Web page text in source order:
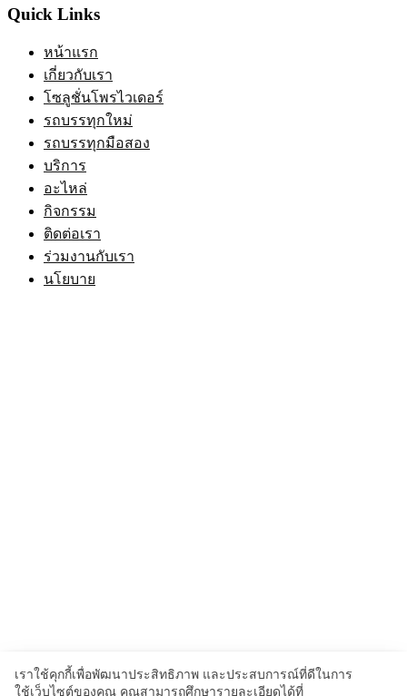
Quick Links
หน้าแรก
เกี่ยวกับเรา
โซลูชั่นโพรไวเดอร์
รถบรรทุกใหม่
รถบรรทุกมือสอง
บริการ
อะไหล่
กิจกรรม
ติดต่อเรา
ร่วมงานกับเรา
นโยบาย
เราใช้คุกกี้เพื่อพัฒนาประสิทธิภาพ และประสบการณ์ที่ดีในการ
ใช้เว็บไซต์ของคุณ คุณสามารถศึกษารายละเอียดได้ที่